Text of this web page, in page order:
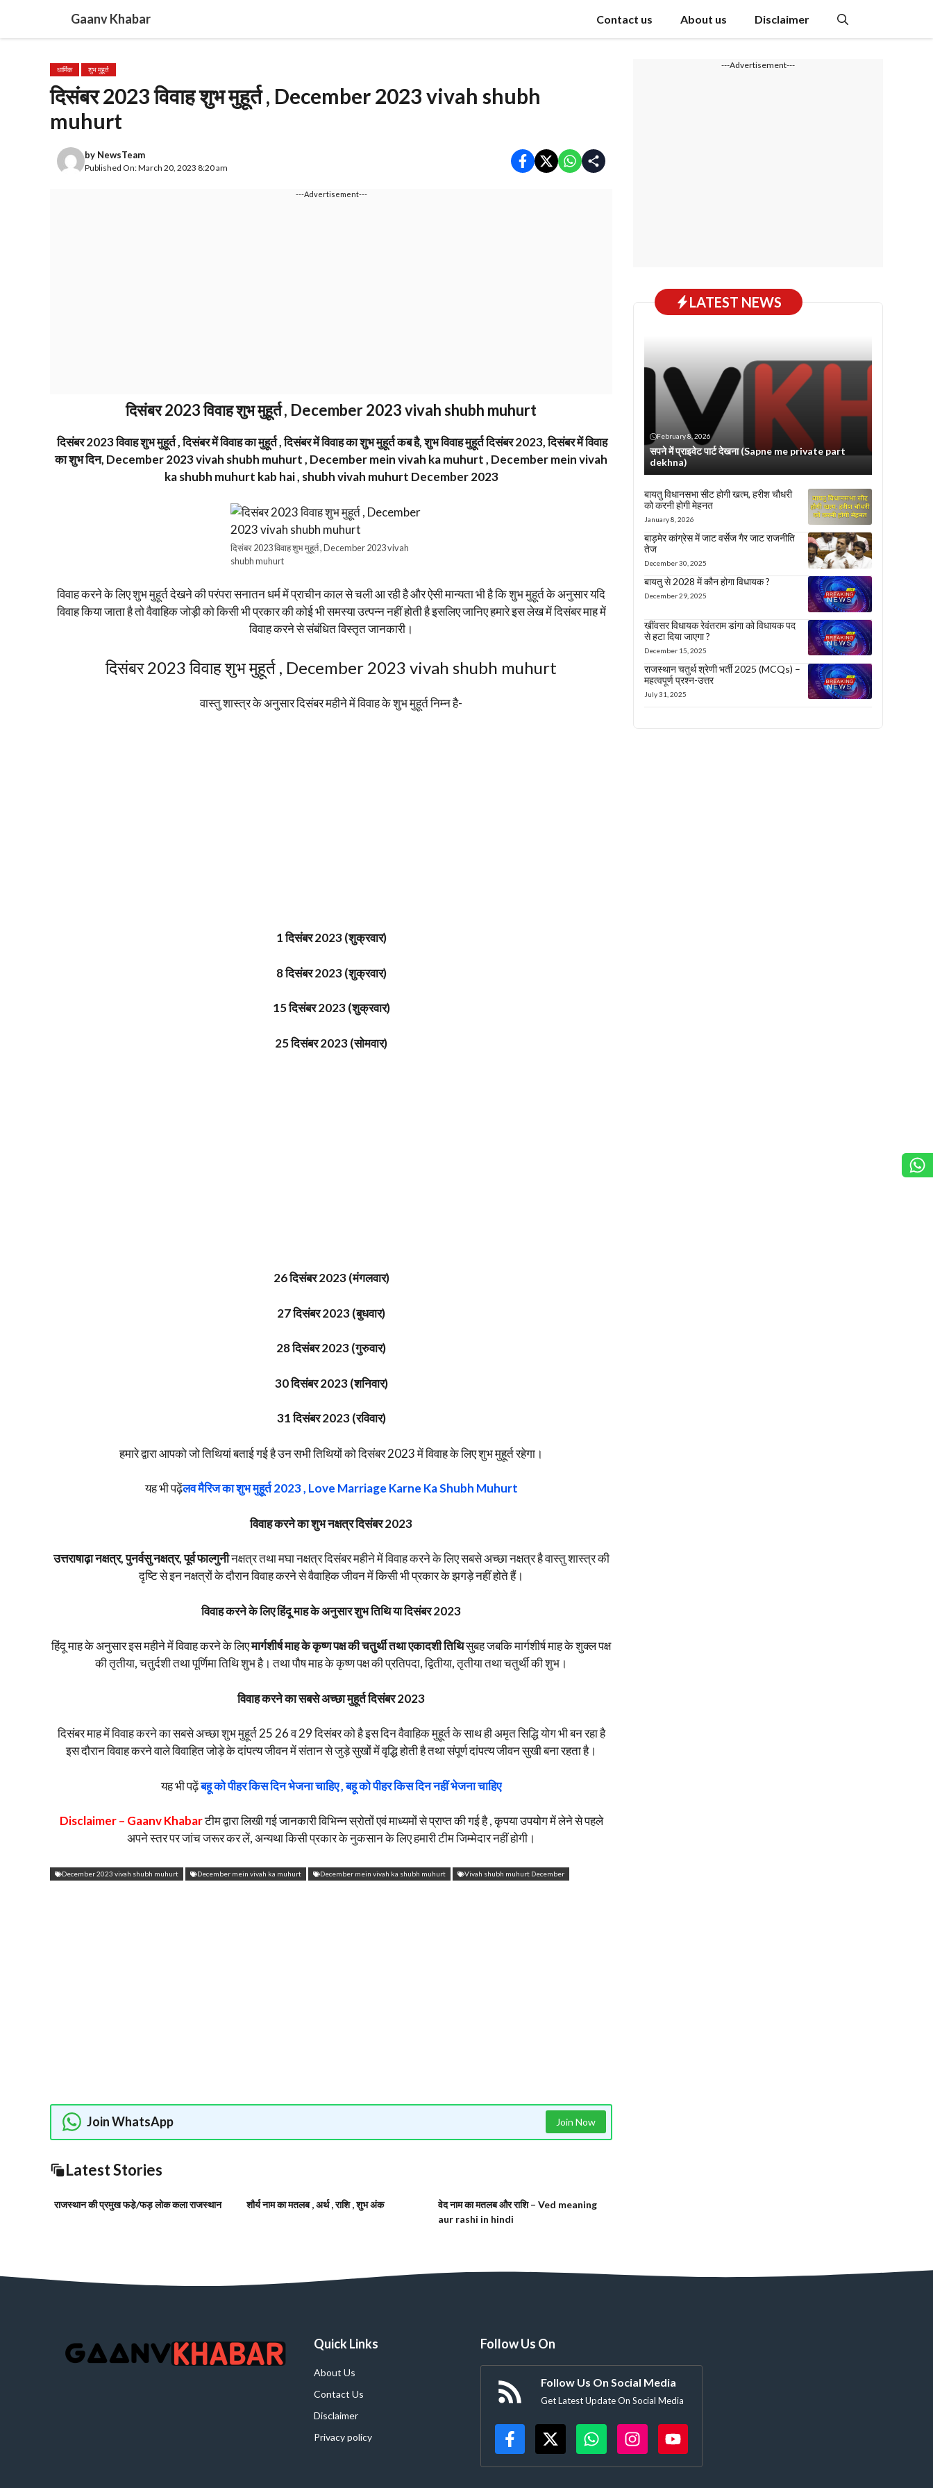
content
Gaanv Khabar Contact us About us Disclaimer
धार्मिक शुभ मुहूर्त
दिसंबर 2023 विवाह शुभ मुहूर्त , December 2023 vivah shubh
muhurt
by NewsTeam
Published On: March 20, 2023 8:20 am
---Advertisement---
दिसंबर 2023 विवाह शुभ मुहूर्त , December 2023 vivah shubh muhurt
दिसंबर 2023 विवाह शुभ मुहूर्त , दिसंबर में विवाह का मुहूर्त , दिसंबर में विवाह का शुभ मुहूर्त कब है, शुभ विवाह मुहूर्त दिसंबर 2023, दिसंबर में विवाह
का शुभ दिन, December 2023 vivah shubh muhurt , December mein vivah ka muhurt , December mein vivah
ka shubh muhurt kab hai , shubh vivah muhurt December 2023
दिसंबर 2023 विवाह शुभ मुहूर्त , December 2023 vivah
shubh muhurt
विवाह करने के लिए शुभ मुहूर्त देखने की परंपरा सनातन धर्म में प्राचीन काल से चली आ रही है और ऐसी मान्यता भी है कि शुभ मुहूर्त के अनुसार यदि
विवाह किया जाता है तो वैवाहिक जोड़ी को किसी भी प्रकार की कोई भी समस्या उत्पन्न नहीं होती है इसलिए जानिए हमारे इस लेख में दिसंबर माह में
विवाह करने से संबंधित विस्तृत जानकारी।
दिसंबर 2023 विवाह शुभ मुहूर्त , December 2023 vivah shubh muhurt
वास्तु शास्त्र के अनुसार दिसंबर महीने में विवाह के शुभ मुहूर्त निम्न है-
1 दिसंबर 2023 (शुक्रवार)
8 दिसंबर 2023 (शुक्रवार)
15 दिसंबर 2023 (शुक्रवार)
25 दिसंबर 2023 (सोमवार)
26 दिसंबर 2023 (मंगलवार)
27 दिसंबर 2023 (बुधवार)
28 दिसंबर 2023 (गुरुवार)
30 दिसंबर 2023 (शनिवार)
31 दिसंबर 2023 (रविवार)
हमारे द्वारा आपको जो तिथियां बताई गई है उन सभी तिथियों को दिसंबर 2023 में विवाह के लिए शुभ मुहूर्त रहेगा।
यह भी पढ़ेंलव मैरिज का शुभ मुहूर्त 2023 , Love Marriage Karne Ka Shubh Muhurt
विवाह करने का शुभ नक्षत्र दिसंबर 2023
उत्तराषाढ़ा नक्षत्र, पुनर्वसु नक्षत्र, पूर्व फाल्गुनीनक्षत्र तथा मघा नक्षत्र दिसंबर महीने में विवाह करने के लिए सबसे अच्छा नक्षत्र है वास्तु शास्त्र की
दृष्टि से इन नक्षत्रों के दौरान विवाह करने से वैवाहिक जीवन में किसी भी प्रकार के झगड़े नहीं होते हैं।
विवाह करने के लिए हिंदू माह के अनुसार शुभ तिथि या दिसंबर 2023
हिंदू माह के अनुसार इस महीने में विवाह करने के लिएमार्गशीर्ष माह के कृष्ण पक्ष की चतुर्थी तथा एकादशी तिथिसुबह जबकि मार्गशीर्ष माह के शुक्ल पक्ष
की तृतीया, चतुर्दशी तथा पूर्णिमा तिथि शुभ है। तथा पौष माह के कृष्ण पक्ष की प्रतिपदा, द्वितीया, तृतीया तथा चतुर्थी की शुभ।
विवाह करने का सबसे अच्छा मुहूर्त दिसंबर 2023
दिसंबर माह में विवाह करने का सबसे अच्छा शुभ मुहूर्त 25 26 व 29 दिसंबर को है इस दिन वैवाहिक मुहूर्त के साथ ही अमृत सिद्धि योग भी बन रहा है
इस दौरान विवाह करने वाले विवाहित जोड़े के दांपत्य जीवन में संतान से जुड़े सुखों में वृद्धि होती है तथा संपूर्ण दांपत्य जीवन सुखी बना रहता है।
यह भी पढ़ेंबहू को पीहर किस दिन भेजना चाहिए , बहू को पीहर किस दिन नहीं भेजना चाहिए
Disclaimer – Gaanv Khabarटीम द्वारा लिखी गई जानकारी विभिन्न स्रोतों एवं माध्यमों से प्राप्त की गई है , कृपया उपयोग में लेने से पहले
अपने स्तर पर जांच जरूर कर लें, अन्यथा किसी प्रकार के नुकसान के लिए हमारी टीम जिम्मेदार नहीं होगी।
December 2023 vivah shubh muhurt December mein vivah ka muhurt December mein vivah ka shubh muhurt Vivah shubh muhurt December
Join WhatsApp Join Now
Latest Stories
राजस्थान की प्रमुख फडे़/फड़ लोक कला राजस्थान शौर्य नाम का मतलब , अर्थ , राशि , शुभ अंक
वेद नाम का मतलब और राशि – Ved meaning
aur rashi in hindi
---Advertisement---
LATEST NEWS
February 8, 2026
सपने में प्राइवेट पार्ट देखना (Sapne me private part
dekhna)
बायतु विधानसभा सीट होगी खत्म, हरीश चौधरी
को करनी होगी मेहनत
January 8, 2026
बाड़मेर कांग्रेस में जाट वर्सेज गैर जाट राजनीति
तेज
December 30, 2025
बायतु से 2028 में कौन होगा विधायक ?
December 29, 2025
खींवसर विधायक रेवंतराम डांगा को विधायक पद
से हटा दिया जाएगा ?
December 15, 2025
राजस्थान चतुर्थ श्रेणी भर्ती 2025 (MCQs) –
महत्वपूर्ण प्रश्न-उत्तर
July 31, 2025
Quick Links
About Us
Contact Us
Disclaimer
Privacy policy
Follow Us On
Follow Us On Social Media
Get Latest Update On Social Media